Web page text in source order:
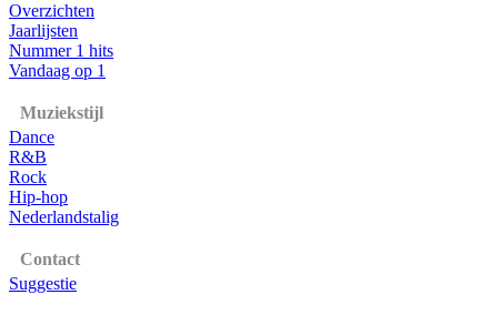
Overzichten
Jaarlijsten
Nummer 1 hits
Vandaag op 1
Muziekstijl
Dance
R&B
Rock
Hip-hop
Nederlandstalig
Contact
Suggestie